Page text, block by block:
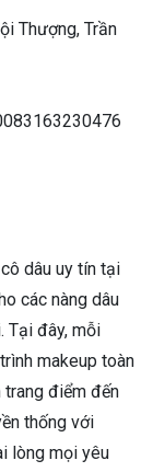
Thượng, Trần
dâu uy tín tại
các nàng dâu
Tại đây, mỗi
makeup toàn
trang điểm đến
thống với
lòng mọi yêu